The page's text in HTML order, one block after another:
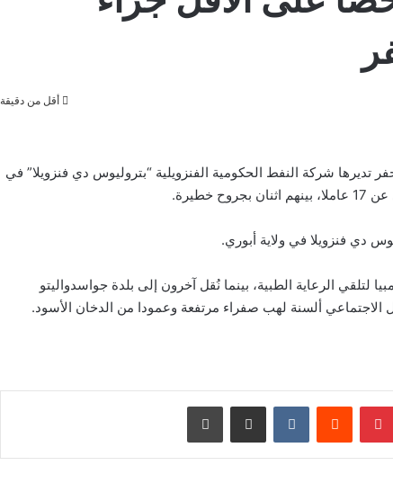
أقل من دقيقة
تديرها شركة النفط الحكومية الفنزويلية “بتروليوس دي فنزويلا” في
لتلقي الرعاية الطبية، بينما نُقل آخرون إلى بلدة جواسدواليتو
ألسنة لهب صفراء مرتفعة وعمودا من الدخان الأسود.
بينتيريست